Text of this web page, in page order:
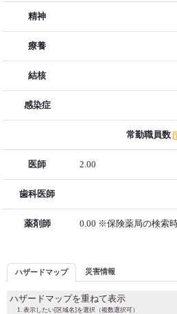
精神
療養
結核
感染症
常勤職員数
医師 2.00
歯科医師
薬剤師 0.00 ※保険薬局の検索
ハザードマップ 災害情報
ハザードマップを重ねて表示
表示したい[区域名]を選択（複数選択可）